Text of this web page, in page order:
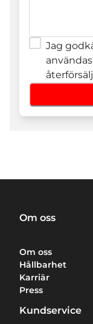
Jag
Om oss
Om oss
Hållbarhet
Karriär
Press
Kundservice